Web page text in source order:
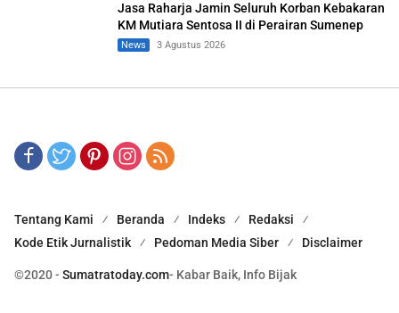
Jasa Raharja Jamin Seluruh Korban Kebakaran
KM Mutiara Sentosa II di Perairan Sumenep
News 3 Agustus 2026
Tentang Kami Beranda Indeks
Redaksi
Kode Etik Jurnalistik
Pedoman Media Siber Disclaimer
©2020 -Sumatratoday.com- Kabar Baik, Info Bijak